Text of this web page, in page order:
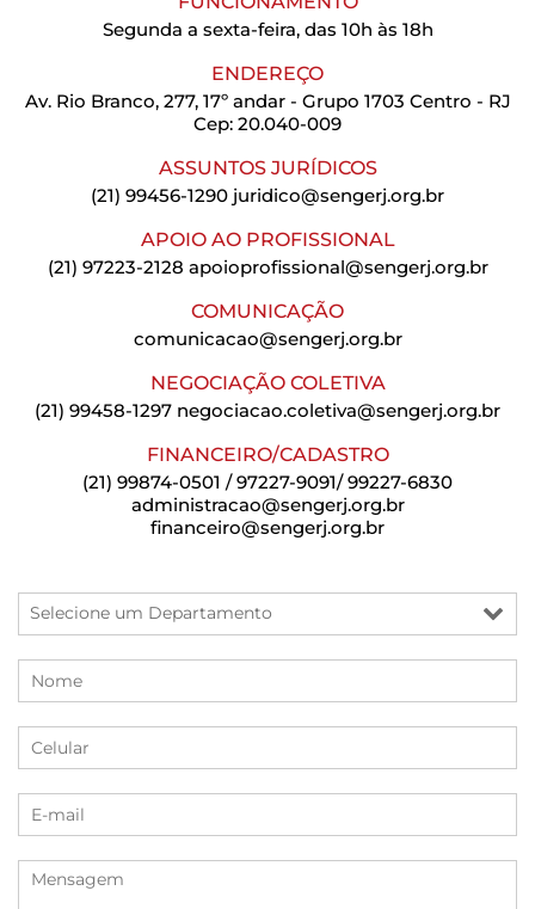
Segunda a sexta-feira, das 10h às 18h
ENDEREÇO
Av. Rio Branco, 277, 17º andar - Grupo 1703 Centro - RJ
Cep: 20.040-009
ASSUNTOS JURÍDICOS
(21) 99456-1290 juridico@sengerj.org.br
APOIO AO PROFISSIONAL
(21) 97223-2128 apoioprofissional@sengerj.org.br
COMUNICAÇÃO
comunicacao@sengerj.org.br
NEGOCIAÇÃO COLETIVA
(21) 99458-1297 negociacao.coletiva@sengerj.org.br
FINANCEIRO/CADASTRO
(21) 99874-0501 / 97227-9091/ 99227-6830
administracao@sengerj.org.br
financeiro@sengerj.org.br